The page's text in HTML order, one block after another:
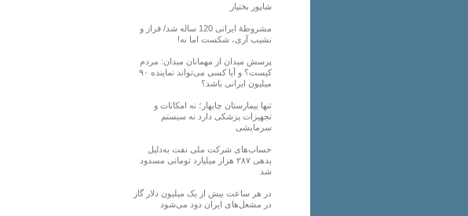
شاپور بختیار
مشروطۀ ایرانی 120 ساله شد/ فراز و
نشیب آری، شکست اما نه!
پرسش میدان از مهمانان میدان: مردم
کیست؟ و آیا کسی می‌تواند نماینده ۹۰
میلیون ایرانی باشد؟
تنها بیمارستان چابهار؛ نه امکانات و
تجهیزات پزشکی دارد نه سیستم
سرمایشی
حساب‌های شرکت ملی نفت به‌دلیل
بدهی ۲۸۷ هزار میلیارد تومانی مسدود
شد
در هر ساعت بیش از یک میلیون دلار گاز
در مشعل‌های ایران دود می‌شود